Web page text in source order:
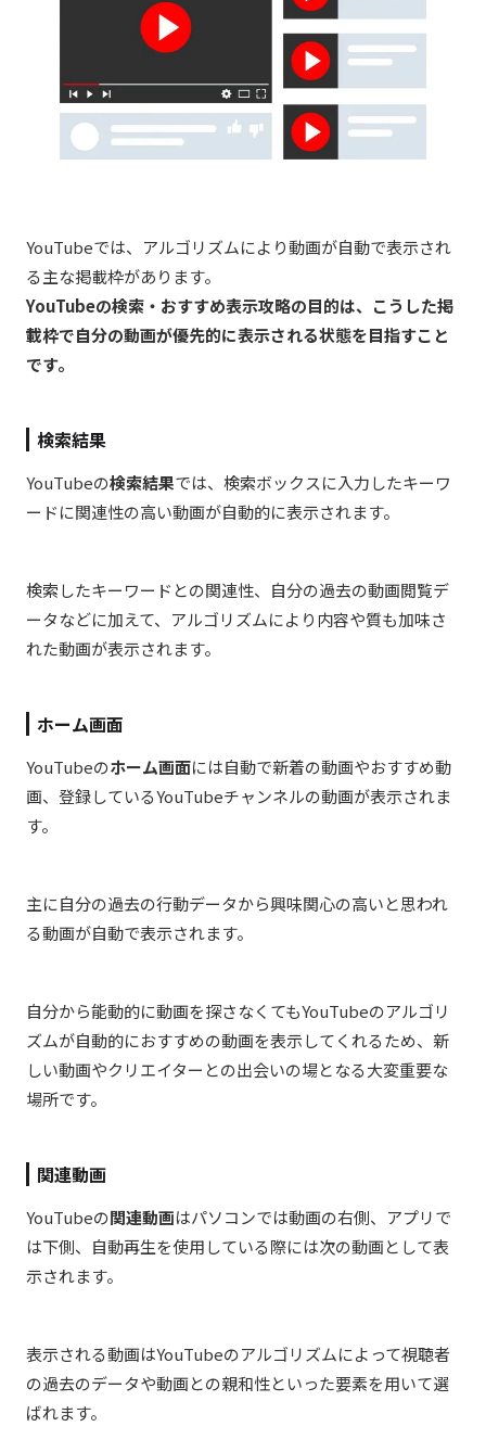
YouTubeでは、アルゴリズムにより動画が自動で表示され
る主な掲載枠があります。
YouTubeの検索・おすすめ表示攻略の目的は、こうした掲
載枠で自分の動画が優先的に表示される状態を目指すこと
です。
検索結果
YouTubeの検索結果では、検索ボックスに入力したキーワ
ードに関連性の高い動画が自動的に表示されます。
検索したキーワードとの関連性、自分の過去の動画閲覧デ
ータなどに加えて、アルゴリズムにより内容や質も加味さ
れた動画が表示されます。
ホーム画面
YouTubeのホーム画面には自動で新着の動画やおすすめ動
画、登録しているYouTubeチャンネルの動画が表示されま
す。
主に自分の過去の行動データから興味関心の高いと思われ
る動画が自動で表示されます。
自分から能動的に動画を探さなくてもYouTubeのアルゴリ
ズムが自動的におすすめの動画を表示してくれるため、新
しい動画やクリエイターとの出会いの場となる大変重要な
場所です。
関連動画
YouTubeの関連動画はパソコンでは動画の右側、アプリで
は下側、自動再生を使用している際には次の動画として表
示されます。
表示される動画はYouTubeのアルゴリズムによって視聴者
の過去のデータや動画との親和性といった要素を用いて選
ばれます。